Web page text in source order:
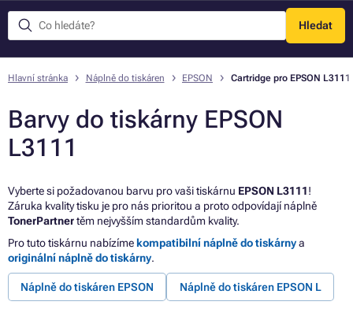
Hledat
Menu
Hlavní stránka Náplně do tiskáren EPSON Cartridge pro EPSON L3111
Barvy do tiskárny EPSON
L3111
Vyberte si požadovanou barvu pro vaši tiskárnu EPSON L3111!
Záruka kvality tisku je pro nás prioritou a proto odpovídají náplně
TonerPartnertěm nejvyšším standardům kvality.
Pro tuto tiskárnu nabízíme kompatibilní náplně do tiskárnya
originální náplně do tiskárny.
Náplně do tiskáren EPSON Náplně do tiskáren EPSON L